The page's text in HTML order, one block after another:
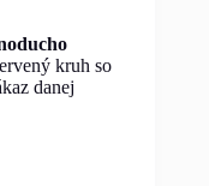
kruh so
danej